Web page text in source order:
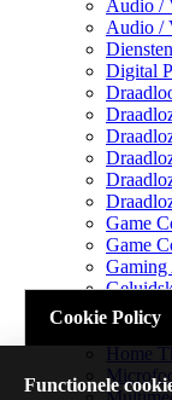
Audio /
Audio /
Digital
Game
Game
Gaming
Home
Cookie Policy
Functionele